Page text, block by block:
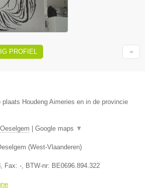
PROFIEL
plaats Houdeng Aimeries en in de provincie
Oeselgem Google maps ▼
(West-Vlaanderen)
, Fax: -, BTW-nr: BE0696.894.322